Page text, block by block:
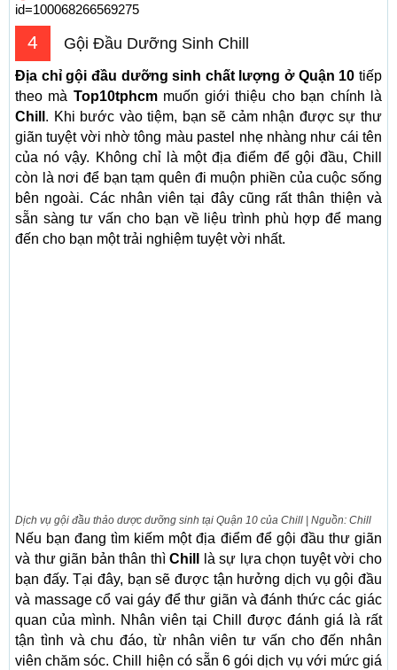
id=100068266569275
4 Gội Đầu Dưỡng Sinh Chill
Địa chỉ gội đầu dưỡng sinh chất lượng ở Quận 10 tiếp
theo mà Top10tphcmmuốn giới thiệu cho bạn chính là
Chill . Khi bước vào tiệm, bạn sẽ cảm nhận được sự thư
giãn tuyệt vời nhờ tông màu pastel nhẹ nhàng như cái tên
của nó vậy. Không chỉ là một địa điểm để gội đầu, Chill
còn là nơi để bạn tạm quên đi muộn phiền của cuộc sống
bên ngoài. Các nhân viên tại đây cũng rất thân thiện và
sẵn sàng tư vấn cho bạn về liệu trình phù hợp để mang
đến cho bạn một trải nghiệm tuyệt vời nhất.
Dịch vụ gội đầu thảo dược dưỡng sinh tại Quận 10 của Chill | Nguồn: Chill
Nếu bạn đang tìm kiếm một địa điểm để gội đầu thư giãn
và thư giãn bản thân thìChill
là sự lựa chọn tuyệt vời cho
bạn đấy. Tại đây, bạn sẽ được tận hưởng dịch vụ gội đầu
và massage cổ vai gáy để thư giãn và đánh thức các giác
quan của mình. Nhân viên tại Chill được đánh giá là rất
tận tình và chu đáo, từ nhân viên tư vấn cho đến nhân
viên chăm sóc. Chill hiện có sẵn 6 gói dịch vụ với mức giá